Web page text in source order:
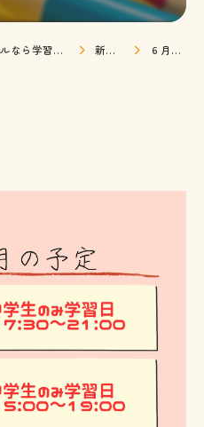
千葉県八千代市のフリースクールなら学習塾・フリースクールPaso 新着情報 ６月の予定